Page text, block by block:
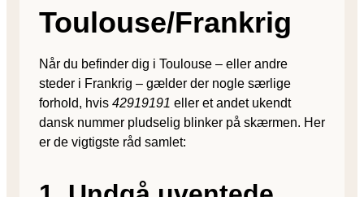
Toulouse/Frankrig
Når du befinder dig i Toulouse – eller andre
steder i Frankrig – gælder der nogle særlige
forhold, hvis 42919191 eller et andet ukendt
dansk nummer pludselig blinker på skærmen. Her
er de vigtigste råd samlet: